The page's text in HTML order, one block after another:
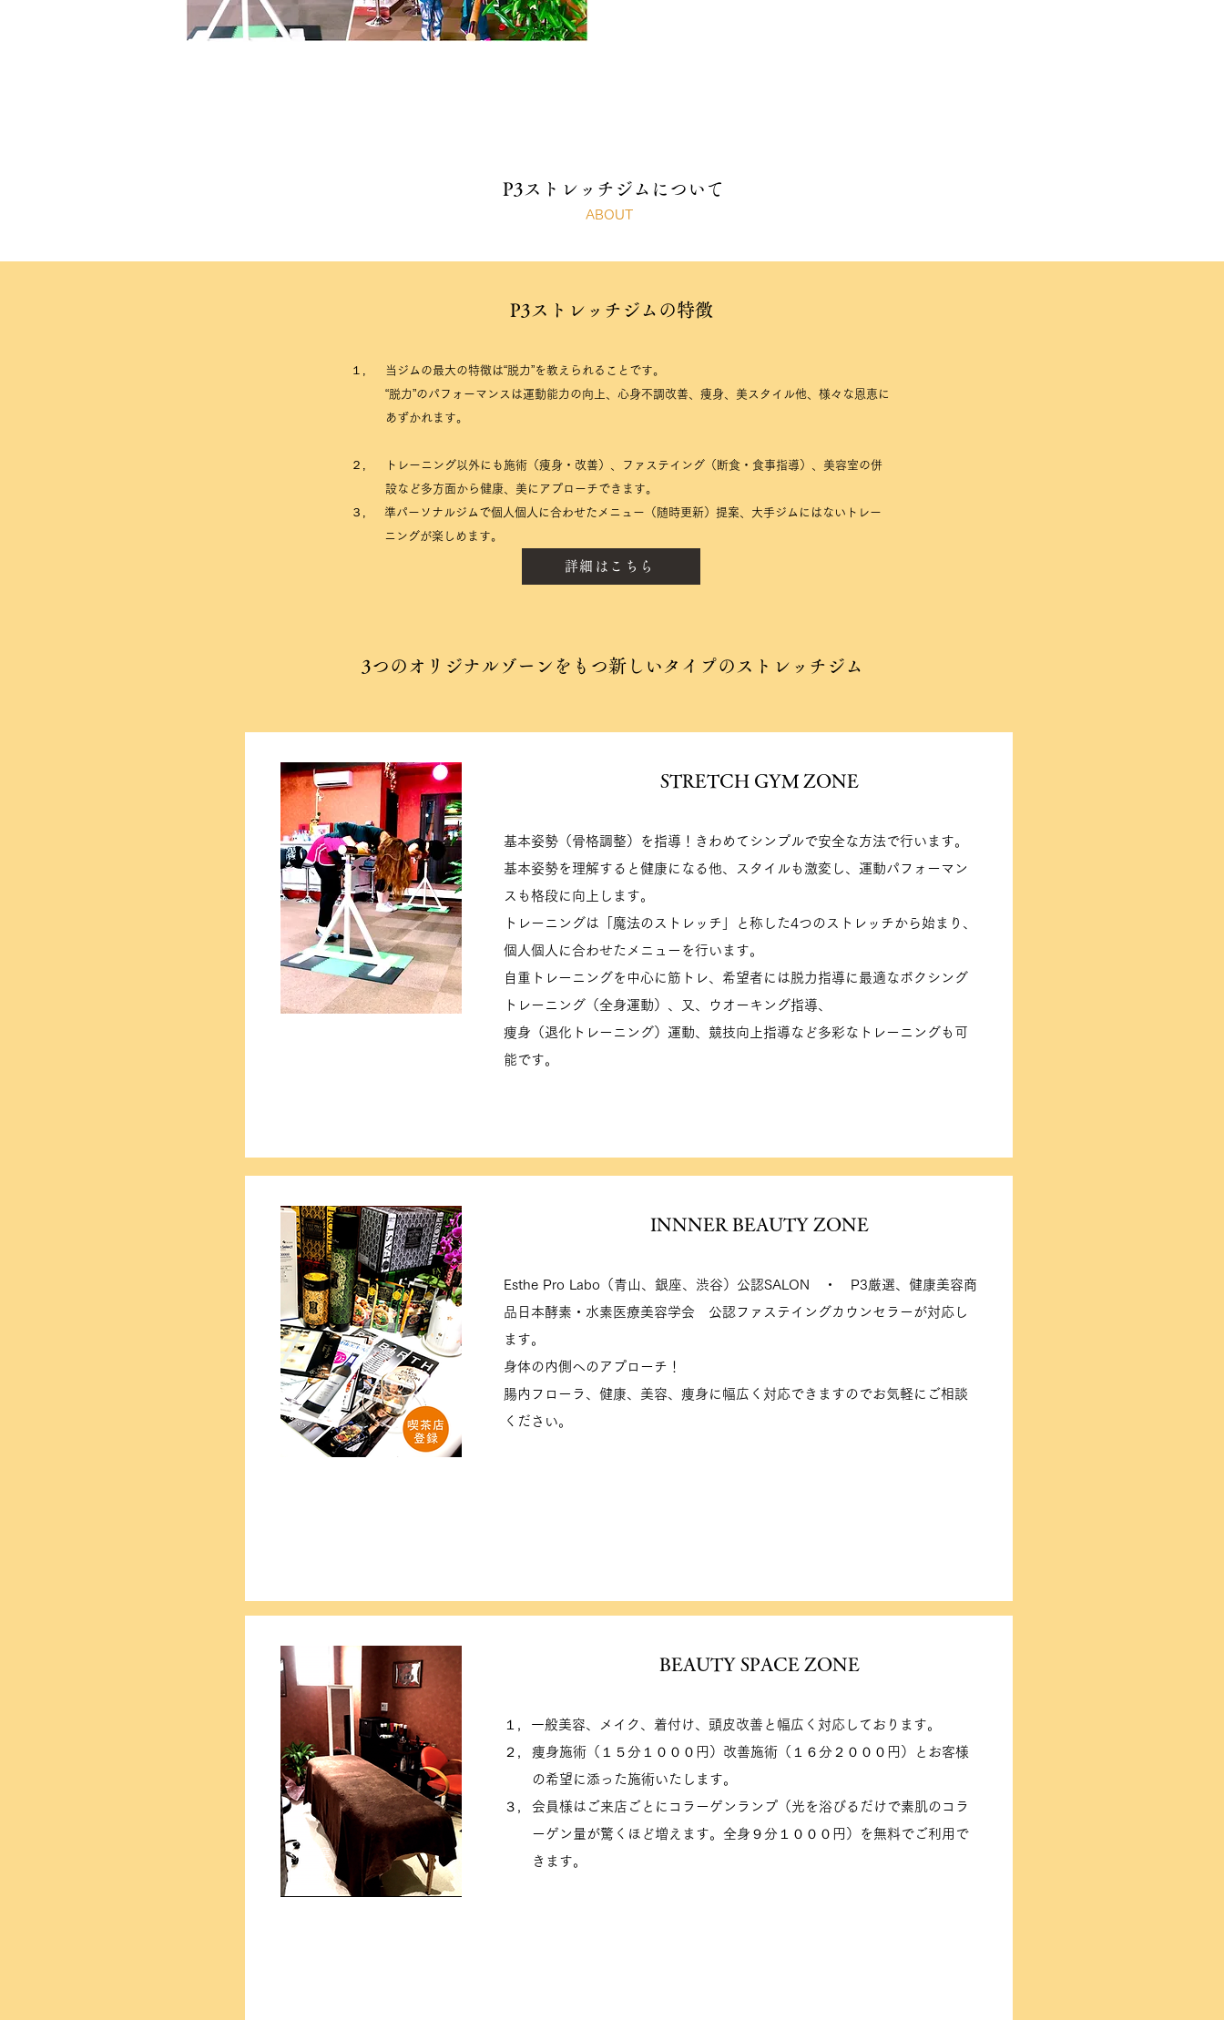
P3ストレッチジムについて
ABOUT
P3ストレッチジムの特徴
１，
当ジムの最大の特徴は“脱力”を教えられることです。
“脱力”のパフォーマンスは運動能力の向上、心身不調改善、痩身、美スタイル他、様々な恩恵に
あずかれます。
２，
トレーニング以外にも施術（痩身・改善）、ファステイング（断食・食事指導）、美容室の併
設など多方面から健康、美にアプローチできます。
３，
準パーソナルジムで個人個人に合わせたメニュー（随時更新）提案、大手ジムにはないトレー
ニングが楽しめます。
詳細はこちら
3つのオリジナルゾーンをもつ新しいタイプのストレッチジム
STRETCH GYM ZONE
基本姿勢（骨格調整）を指導！きわめてシンプルで安全な方法で行います。
基本姿勢を理解すると健康になる他、スタイルも激変し、運動パフォーマン
スも格段に向上します。
トレーニングは「魔法のストレッチ」と称した4つのストレッチから始まり、
個人個人に合わせたメニューを行います。
自重トレーニングを中心に筋トレ、希望者には脱力指導に最適なボクシング
トレーニング（全身運動）、又、ウオーキング指導、
痩身（退化トレーニング）運動、競技向上指導など多彩なトレーニングも可
能です。
INNNER BEAUTY ZONE
Esthe Pro Labo（青山、銀座、渋谷）公認SALON ・ P3厳選、健康美容商
品日本酵素・水素医療美容学会 公認ファステイングカウンセラーが対応し
ます。
身体の内側へのアプローチ！
腸内フローラ、健康、美容、痩身に幅広く対応できますのでお気軽にご相談
ください。
美容室
BEAUTY SPACE ZONE
一般美容、メイク、着付け、頭皮改善と幅広く対応しております。
１，
２，
痩身施術（１５分１０００円）改善施術（１６分２０００円）とお客様
の希望に添った施術いたします。
３， 会員様はご来店ごとにコラーゲンランプ（光を浴びるだけで素肌のコラ
ーゲン量が驚くほど増えます。全身９分１０００円）を無料でご利用で
きます。